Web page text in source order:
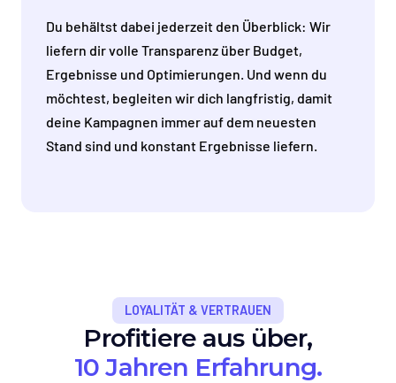
Du behältst dabei jederzeit den Überblick: Wir
liefern dir volle Transparenz über Budget,
Ergebnisse und Optimierungen. Und wenn du
möchtest, begleiten wir dich langfristig, damit
deine Kampagnen immer auf dem neuesten
Stand sind und konstant Ergebnisse liefern.
LOYALITÄT & VERTRAUEN
Profitiere aus über,
10 Jahren Erfahrung.